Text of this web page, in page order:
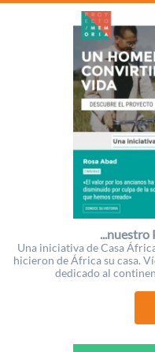
...nuestro
Una iniciativa de Casa
hicieron de África su casa.
dedicado al